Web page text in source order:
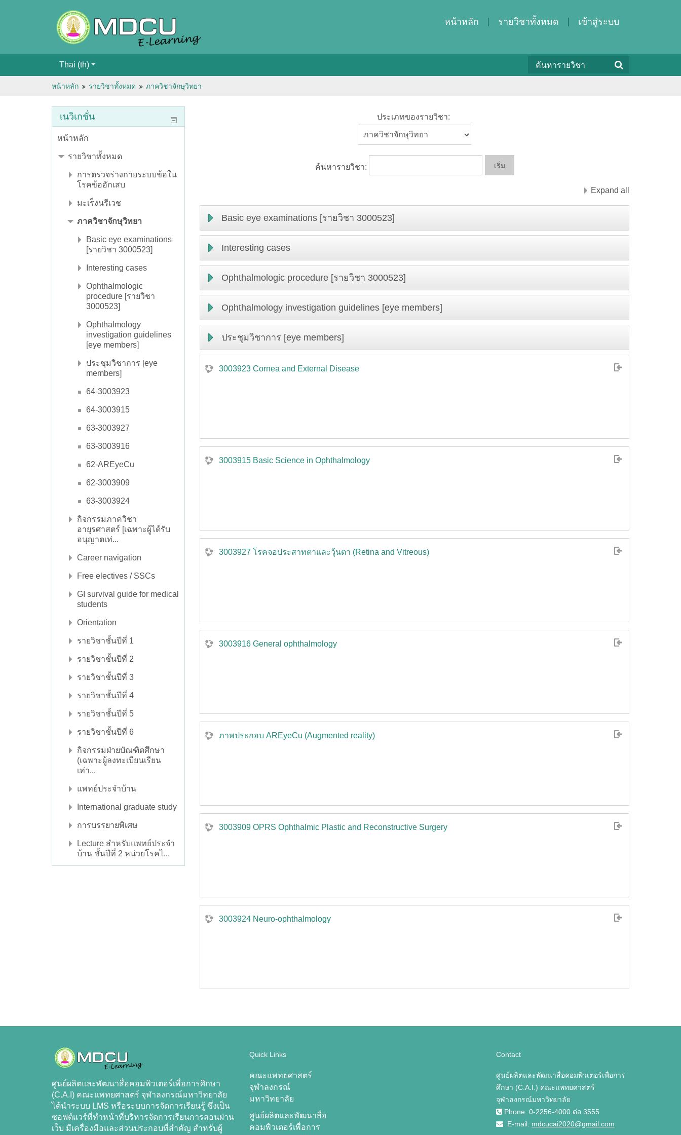
หน้าหลัก รายวิชาทั้งหมด เข้าสู่ระบบ
Thai ‎(th)‎
หน้าหลัก รายวิชาทั้งหมด ภาควิชาจักษุวิทยา
ประเภทของรายวิชา:
ค้นหารายวิชา:
Expand all
Basic eye examinations [รายวิชา 3000523]
Interesting cases
Ophthalmologic procedure [รายวิชา 3000523]
Ophthalmology investigation guidelines [eye members]
ประชุมวิชาการ [eye members]
3003923 Cornea and External Disease
3003915 Basic Science in Ophthalmology
3003927 โรคจอประสาทตาและวุ้นตา (Retina and Vitreous)
3003916 General ophthalmology
ภาพประกอบ AREyeCu (Augmented​ reality)
3003909 OPRS Ophthalmic Plastic and Reconstructive Surgery
3003924 Neuro-ophthalmology
เนวิเกชั่น
หน้าหลัก
รายวิชาทั้งหมด
การตรวจร่างกายระบบข้อใน
โรคข้ออักเสบ
มะเร็งนรีเวช
ภาควิชาจักษุวิทยา
Basic eye examinations
[รายวิชา 3000523]
Interesting cases
Ophthalmologic
procedure [รายวิชา
3000523]
Ophthalmology
investigation guidelines
[eye members]
ประชุมวิชาการ [eye
members]
64-3003923
64-3003915
63-3003927
63-3003916
62-AREyeCu
62-3003909
63-3003924
กิจกรรมภาควิชา
อายุรศาสตร์ [เฉพาะผู้ได้รับ
อนุญาตเท่...
Career navigation
Free electives / SSCs
GI survival guide for medical
students
Orientation
รายวิชาชั้นปีที่ 1
รายวิชาชั้นปีที่ 2
รายวิชาชั้นปีที่ 3
รายวิชาชั้นปีที่ 4
รายวิชาชั้นปีที่ 5
รายวิชาชั้นปีที่ 6
กิจกรรมฝ่ายบัณฑิตศึกษา
(เฉพาะผู้ลงทะเบียนเรียน
เท่า...
แพทย์ประจำบ้าน
International graduate study
การบรรยายพิเศษ
Lecture สำหรับแพทย์ประจำ
บ้าน ชั้นปีที่ 2 หน่วยโรคไ...
ศูนย์ผลิตและพัฒนาสื่อคอมพิวเตอร์เพื่อการศึกษา
(C.A.I) คณะแพทยศาสตร์ จุฬาลงกรณ์มหาวิทยาลัย
ได้นำระบบ LMS หรือระบบการจัดการเรียนรู้ ซึ่งเป็น
ซอฟต์แวร์ที่ทำหน้าที่บริหารจัดการเรียนการสอนผ่าน
เว็บ มีเครื่องมือและส่วนประกอบที่สำคัญ สำหรับผู้
Quick Links
คณะแพทยศาสตร์
จุฬาลงกรณ์
มหาวิทยาลัย
ศูนย์ผลิตและพัฒนาสื่อ
คอมพิวเตอร์เพื่อการ
Contact
ศูนย์ผลิตและพัฒนาสื่อคอมพิวเตอร์เพื่อการ
ศึกษา (C.A.I.) คณะแพทยศาสตร์
จุฬาลงกรณ์มหาวิทยาลัย
Phone: 0-2256-4000 ต่อ 3555
E-mail: mdcucai2020@gmail.com